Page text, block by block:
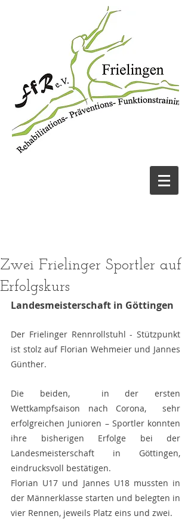
Zwei Frielinger Sportler auf
Erfolgskurs
Landesmeisterschaft in Göttingen
Der Frielinger Rennrollstuhl - Stützpunkt
ist stolz auf Florian Wehmeier und Jannes
Günther.
Die beiden,  in der ersten
Wettkampfsaison nach Corona,  sehr
erfolgreichen Junioren – Sportler konnten
ihre bisherigen Erfolge bei der
Landesmeisterschaft in Göttingen,
eindrucksvoll bestätigen.
Florian U17 und Jannes U18 mussten in
der Männerklasse starten und belegten in
vier Rennen, jeweils Platz eins und zwei.